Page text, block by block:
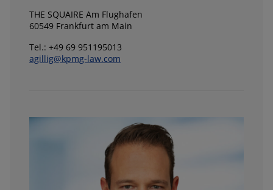
THE SQUAIRE Am Flughafen
60549 Frankfurt am Main
Tel.: +49 69 951195013
agillig@kpmg-law.com